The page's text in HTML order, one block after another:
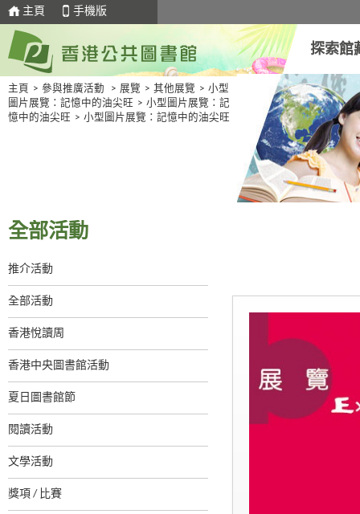
主頁 手機版
探索館
主頁 > 參與推廣活動 > 展覽 > 其他展覽 > 小型
圖片展覽：記憶中的油尖旺 > 小型圖片展覽：記
憶中的油尖旺 > 小型圖片展覽：記憶中的油尖旺
全部活動
推介活動
全部活動
香港悅讀周
香港中央圖書館活動
夏日圖書館節
閱讀活動
文學活動
獎項 / 比賽